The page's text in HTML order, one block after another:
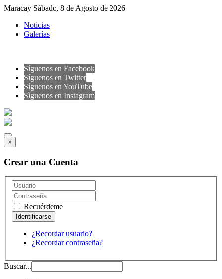
Maracay Sábado, 8 de Agosto de 2026
Noticias
Galerías
Síguenos en Facebook
Síguenos en Twitter
Síguenos en YouTube
Sìguenos en Instagram
×
Crear una Cuenta
Recuérdeme
¿Recordar usuario?
¿Recordar contraseña?
Buscar...